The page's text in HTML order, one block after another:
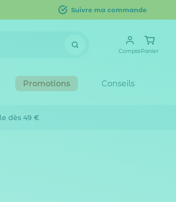
Suivre ma commande
ComptePanier
Promotions Conseils
dès 49 €